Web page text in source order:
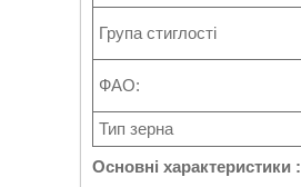
Група стиглості
ФАО:
Тип зерна
Основні характеристики :